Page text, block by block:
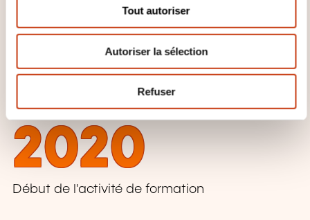
n
Tout autoriser
Autoriser la sélection
Refuser
QUELQUES CHIFFRES
2020
Début de l'activité de formation